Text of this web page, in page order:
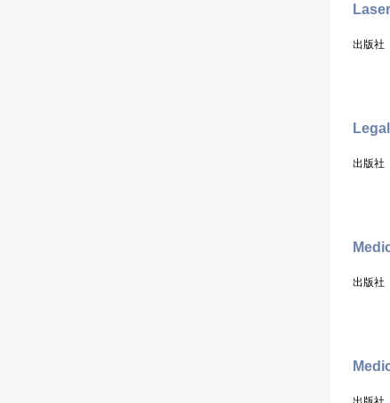
出版社
出版社
出版社